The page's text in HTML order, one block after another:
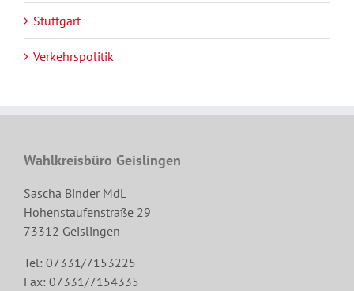
Stuttgart
Verkehrspolitik
Wahlkreisbüro Geislingen
Sascha Binder MdL
Hohenstaufenstraße 29
73312 Geislingen
Tel: 07331/7153225
Fax: 07331/7154335